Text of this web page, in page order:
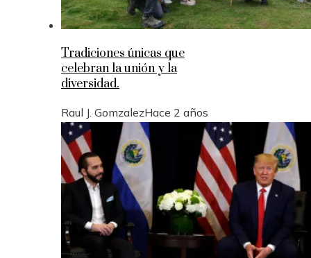
Tradiciones únicas que
celebran la unión y la
diversidad.
Raul J. GomzalezHace 2 años